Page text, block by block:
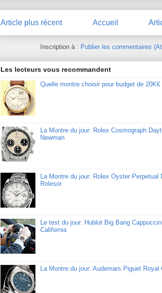
Article plus récent Accueil
Inscription à : Publier les commentaires
Les lecteurs vous recommandent
Quelle montre choisir pour budget de 20K€
La Montre du jour: Rolex Cosmograph
Newman
La Montre du jour: Rolex Oyster Perpetual
Rolesor
Le test du jour: Hublot Big Bang
California
La Montre du jour: Audemars Piguet Royal